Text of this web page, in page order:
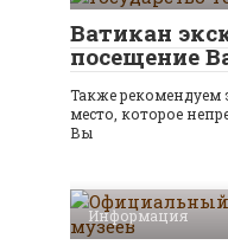
Ватикан
посещение
Также рекомендуем
место, которое
Вы
Информация